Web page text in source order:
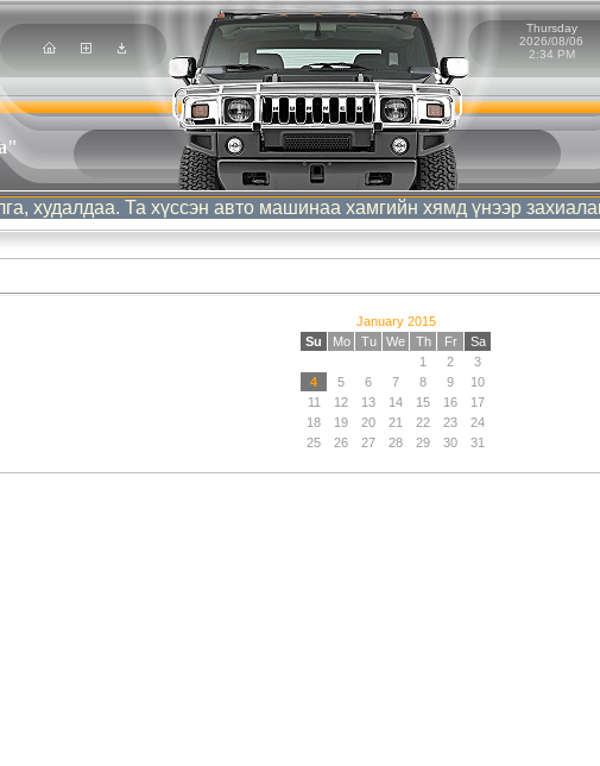
Thursday
2026/08/06
2:34 PM
худалдаа. Та хүссэн авто машинаа хамгийн хямд үнээр захиалан
January 2015
Su
Mo Tu We Th Fr
Sa
1
2
3
4
5 6 7 8 9
10
11
12 13 14 15 16
17
18
19 20 21 22 23
24
25
26 27 28 29 30 31